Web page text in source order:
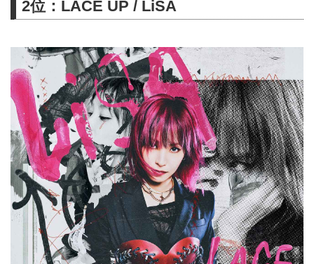
40mP、HoneyWorks、Aqu3ra、
yuigotが楽曲を提供。
2位：LACE UP / LiSA